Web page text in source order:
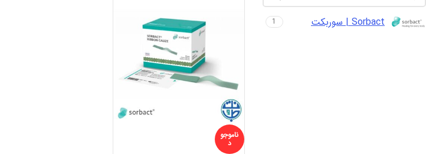
Sorbact | سوربکت 1
ناموجو
د